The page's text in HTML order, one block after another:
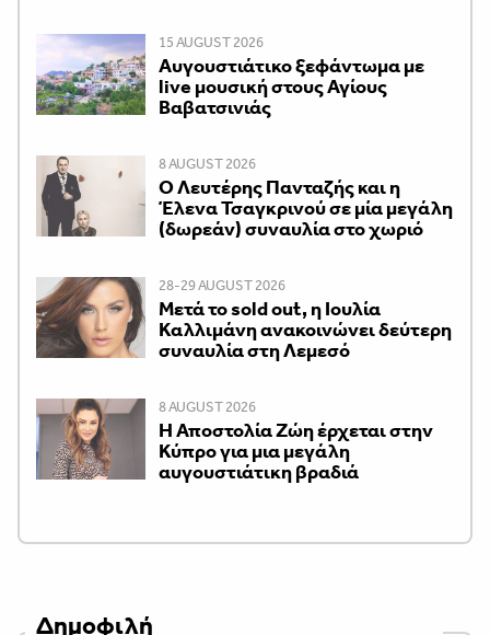
15 AUGUST 2026
Αυγουστιάτικο ξεφάντωμα με
live μουσική στους Αγίους
Βαβατσινιάς
8 AUGUST 2026
Ο Λευτέρης Πανταζής και η
Έλενα Τσαγκρινού σε μία μεγάλη
(δωρεάν) συναυλία στο χωριό
28-29 AUGUST 2026
Μετά το sold out, η Ιουλία
Καλλιμάνη ανακοινώνει δεύτερη
συναυλία στη Λεμεσό
8 AUGUST 2026
Η Αποστολία Ζώη έρχεται στην
Κύπρο για μια μεγάλη
αυγουστιάτικη βραδιά
Δημοφιλή